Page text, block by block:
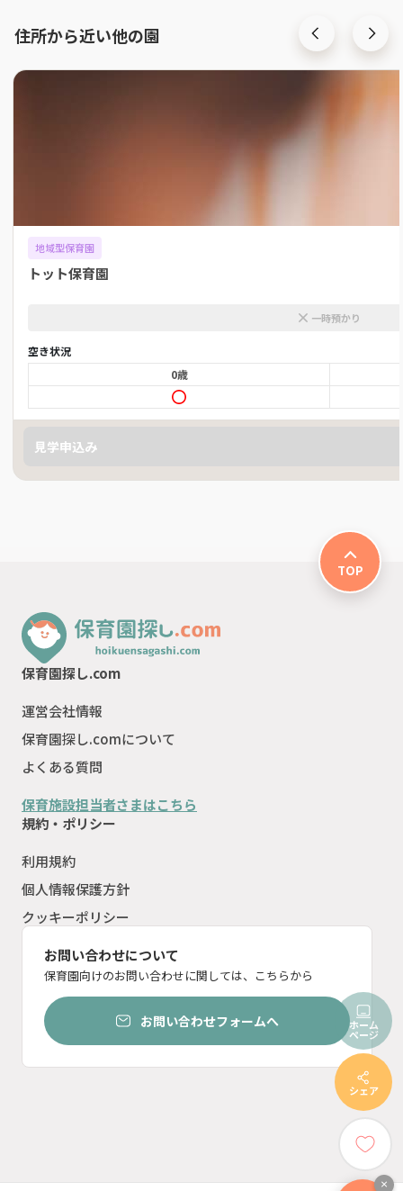
住所から近い他の園
地域型保育園
トット保育園
一時預かり
空き状況
0歳
見学申込み
シェア
ホーム
ページ
TOP
保育園探し.com
運営会社情報
保育園探し.comについて
よくある質問
保育施設担当者さまはこちら
規約・ポリシー
利用規約
個人情報保護方針
クッキーポリシー
お問い合わせについて
保育園向けのお問い合わせに関しては、こちらから
お問い合わせフォームへ
×